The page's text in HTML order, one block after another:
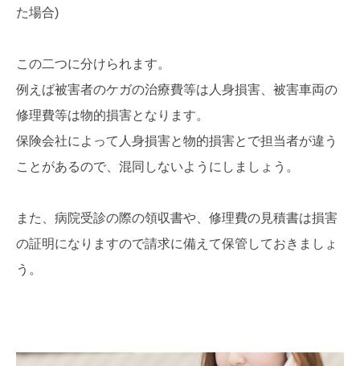
た場合)
この二つに分けられます。
例えば被害者のケガの治療費等は人身損害、被害車両の
修理費等は物的損害となります。
保険会社によって人身損害と物的損害とで担当者が違う
ことがあるので、混同しないようにしましょう。
また、病院受診の際の領収書や、修理費の見積書は損害
の証明になりますので請求に備えて保管しておきましょ
う。